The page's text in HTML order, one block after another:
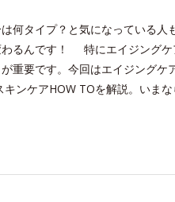
何タイプ？と気になっている人
るんです！ 特にエイジング
重要です。今回はエイジングケ
ンケアHOW TOを解説。いま